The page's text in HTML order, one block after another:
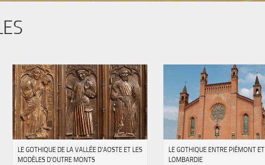
LE GOTHIQUE DE LA VALLÉE D'AOSTE ET LES
MODÈLES D'OUTRE MONTS
LE GOTHIQUE ENTRE PIÉMONT ET
LOMBARDIE
Notification lors de la collecte